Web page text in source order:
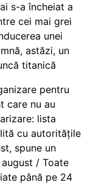
s-a încheiat a
cei mai grei
unei
astăzi, un
titanică
pentru
care nu au
lista
cu autoritățile
spune un
/ Toate
până pe 24